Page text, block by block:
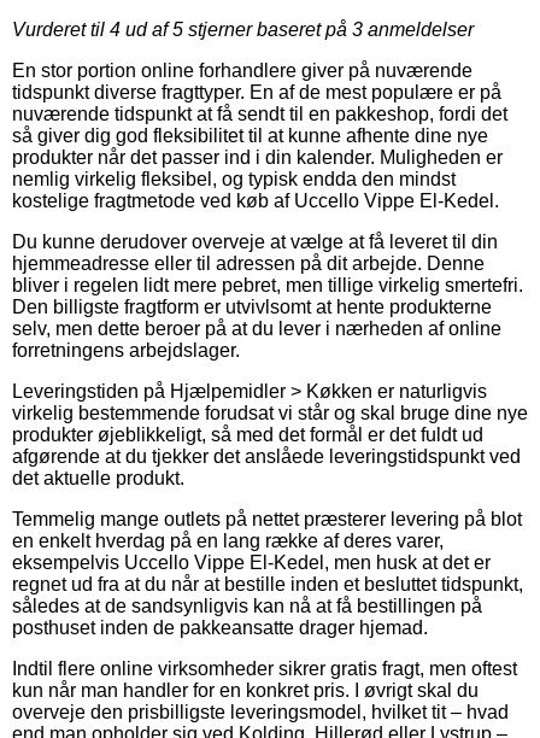
Vurderet til 4 ud af 5 stjerner baseret på 3 anmeldelser
En stor portion online forhandlere giver på nuværende
tidspunkt diverse fragttyper. En af de mest populære er på
nuværende tidspunkt at få sendt til en pakkeshop, fordi det
så giver dig god fleksibilitet til at kunne afhente dine nye
produkter når det passer ind i din kalender. Muligheden er
nemlig virkelig fleksibel, og typisk endda den mindst
kostelige fragtmetode ved køb af Uccello Vippe El-Kedel.
Du kunne derudover overveje at vælge at få leveret til din
hjemmeadresse eller til adressen på dit arbejde. Denne
bliver i regelen lidt mere pebret, men tillige virkelig smertefri.
Den billigste fragtform er utvivlsomt at hente produkterne
selv, men dette beroer på at du lever i nærheden af online
forretningens arbejdslager.
Leveringstiden på Hjælpemidler > Køkken er naturligvis
virkelig bestemmende forudsat vi står og skal bruge dine nye
produkter øjeblikkeligt, så med det formål er det fuldt ud
afgørende at du tjekker det anslåede leveringstidspunkt ved
det aktuelle produkt.
Temmelig mange outlets på nettet præsterer levering på blot
en enkelt hverdag på en lang række af deres varer,
eksempelvis Uccello Vippe El-Kedel, men husk at det er
regnet ud fra at du når at bestille inden et besluttet tidspunkt,
således at de sandsynligvis kan nå at få bestillingen på
posthuset inden de pakkeansatte drager hjemad.
Indtil flere online virksomheder sikrer gratis fragt, men oftest
kun når man handler for en konkret pris. I øvrigt skal du
overveje den prisbilligste leveringsmodel, hvilket tit – hvad
end man opholder sig ved Kolding, Hillerød eller Lystrup –